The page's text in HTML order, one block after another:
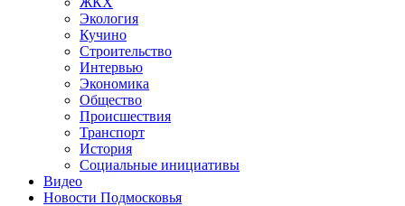
Экология
Кучино
Строительство
Интервью
Экономика
Общество
Происшествия
Транспорт
История
Социальные инициативы
Видео
Новости Подмосковья